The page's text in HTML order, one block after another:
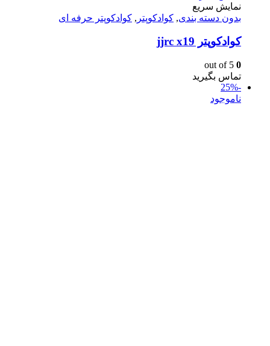
نمایش سریع
بدون دسته بندی, کوادکوپتر , کوادکوپتر حرفه ای
کوادکوپتر jjrc x19
0
تماس بگیرید
-25%
ناموجود